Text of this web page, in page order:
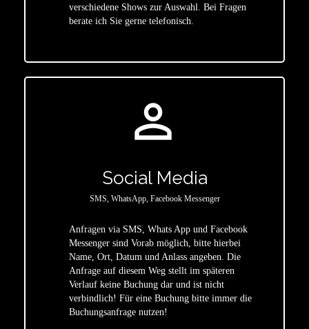
verschiedene Shows zur Auswahl. Bei Fragen
berate ich Sie gerne telefonisch.
person_outline
Social Media
SMS, WhatsApp, Facebook Messenger
Anfragen via SMS, Whats App und Facebook
Messenger sind Vorab möglich, bitte hierbei
Name, Ort, Datum und Anlass angeben. Die
Anfrage auf diesem Weg stellt im späteren
Verlauf keine Buchung dar und ist nicht
verbindlich! Für eine Buchung bitte immer die
Buchungsanfrage nutzen!